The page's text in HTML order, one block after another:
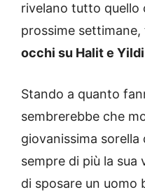
rivelano tutto quello
prossime settimane,
occhi su Halit e
Stando a quanto
sembrerebbe che
giovanissima
sempre di più la sua
di sposare un uomo